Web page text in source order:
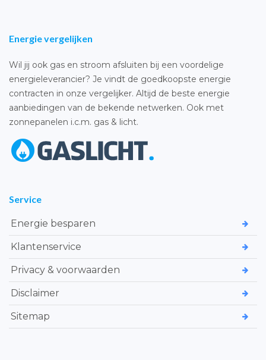
Energie vergelijken
Wil jij ook gas en stroom afsluiten bij een voordelige
energieleverancier? Je vindt de goedkoopste energie
contracten in onze vergelijker. Altijd de beste energie
aanbiedingen van de bekende netwerken. Ook met
zonnepanelen i.c.m. gas & licht.
Service
Energie besparen
Klantenservice
Privacy & voorwaarden
Disclaimer
Sitemap